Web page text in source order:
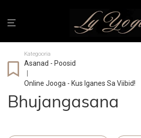
Kategooria
Asanad - Poosid
Online Jooga - Kus Iganes Sa Viibid!
Bhujangasana